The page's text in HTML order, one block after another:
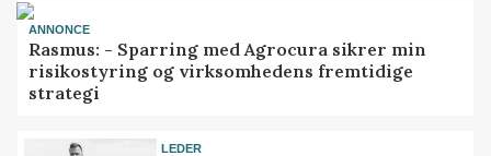
ANNONCE
Rasmus: - Sparring med Agrocura sikrer min
risikostyring og virksomhedens fremtidige
strategi
LEDER